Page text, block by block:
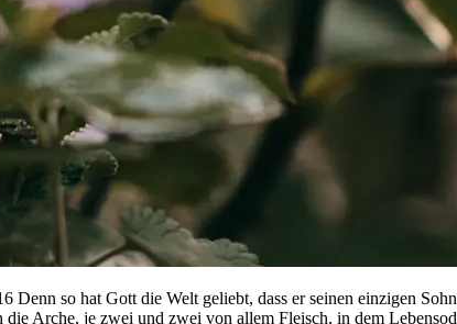
so hat Gott die Welt geliebt, dass er seinen einzigen
Arche, je zwei und zwei von allem Fleisch, in dem